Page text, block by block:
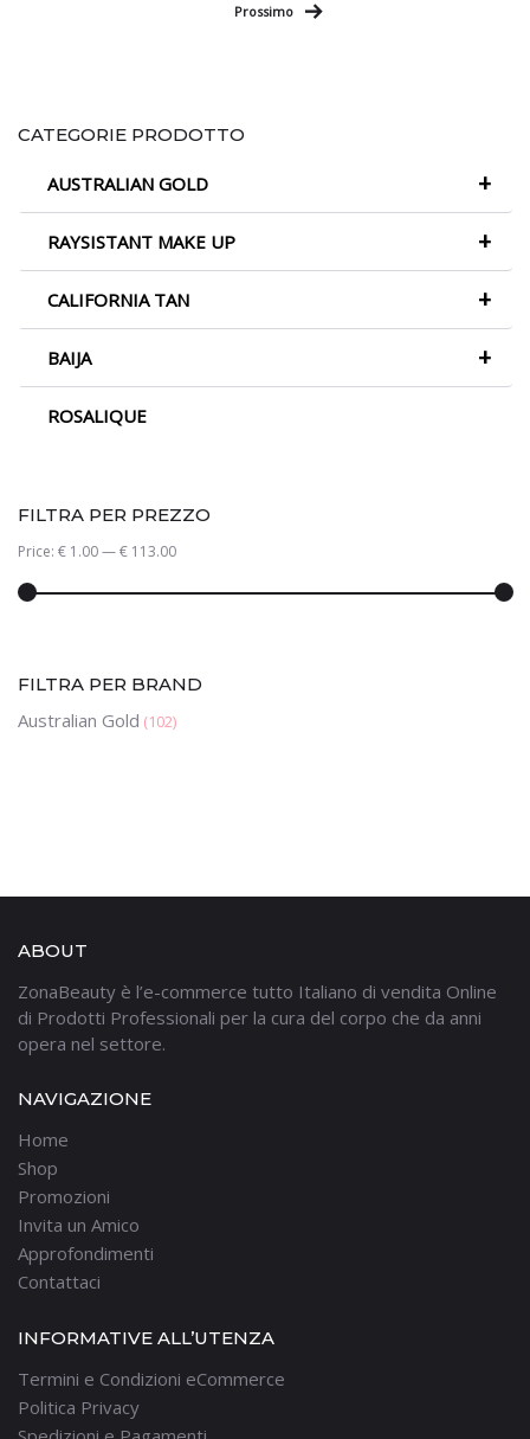
Prossimo
CATEGORIE PRODOTTO
+
AUSTRALIAN GOLD
+
RAYSISTANT MAKE UP
+
CALIFORNIA TAN
+
BAIJA
ROSALIQUE
FILTRA PER PREZZO
Price: € 1.00—€ 113.00
FILTRA PER BRAND
Australian Gold (102)
ABOUT
ZonaBeauty è l’e-commerce tutto Italiano di vendita Online
di Prodotti Professionali per la cura del corpo che da anni
opera nel settore.
NAVIGAZIONE
Home
Shop
Promozioni
Invita un Amico
Approfondimenti
Contattaci
INFORMATIVE ALL’UTENZA
Termini e Condizioni eCommerce
Politica Privacy